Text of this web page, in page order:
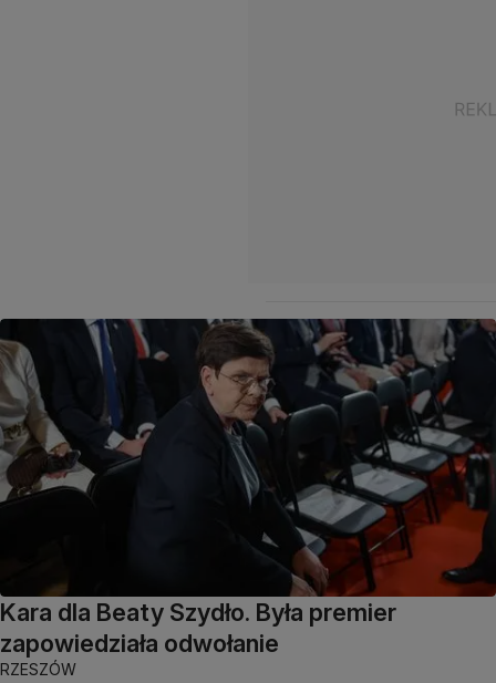
Kara dla Beaty Szydło. Była premier
zapowiedziała odwołanie
RZESZÓW